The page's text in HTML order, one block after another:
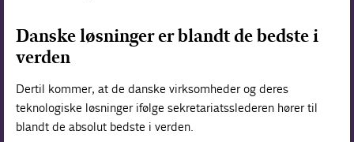
Danske løsninger er blandt de bedste i
verden
Dertil kommer, at de danske virksomheder og deres
teknologiske løsninger ifølge sekretariatsslederen hører til
blandt de absolut bedste i verden.